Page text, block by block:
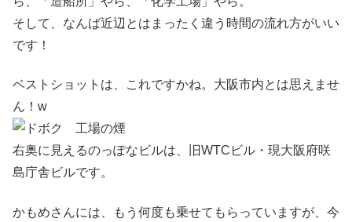
そして、なんば近辺とはまったく違う時間の流れ方がいい
です！
ベストショットは、これですかね。大阪市内とは思えませ
ん！w
右奥に見えるのっぽなビルは、旧WTCビル・現大阪府咲
島庁舎ビルです。
かもめさんには、もう何度も乗せてもらっていますが、今